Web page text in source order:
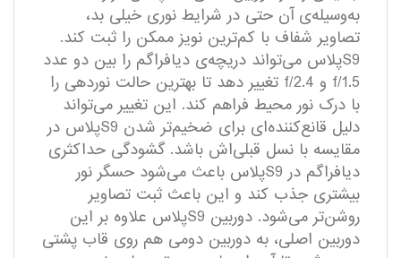
به‌وسیله‌ی آن حتی در شرایط نوری خیلی بد،
تصاویر شفاف با کم‌ترین نویز ممکن را ثبت کند.
S9پلاس می‌تواند دریچه‌ی دیافراگم را بین دو عدد
f/1.5 و f/2.4 تغییر دهد تا بهترین حالت نوردهی را
با درک نور محیط فراهم کند. این تغییر می‌تواند
دلیل قانع‌کننده‌ای برای ضخیم‌تر شدن S9پلاس در
مقایسه با نسل قبلی‌اش باشد. گشودگی حداکثری
دیافراگم در S9پلاس باعث می‌شود حسگر نور
بیشتری جذب ‌کند و این باعث ثبت تصاویر
روشن‌تر‌ می‌شود. دوربین S9پلاس علاوه بر این
دوربین اصلی، به دوربین دومی هم روی قاب پشتی